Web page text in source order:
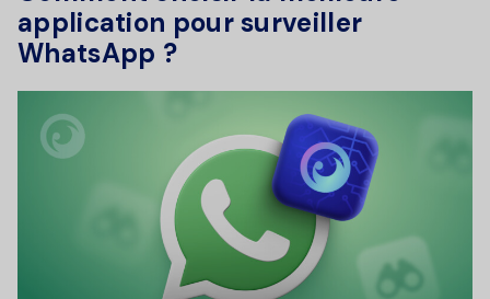
application pour surveiller
WhatsApp ?